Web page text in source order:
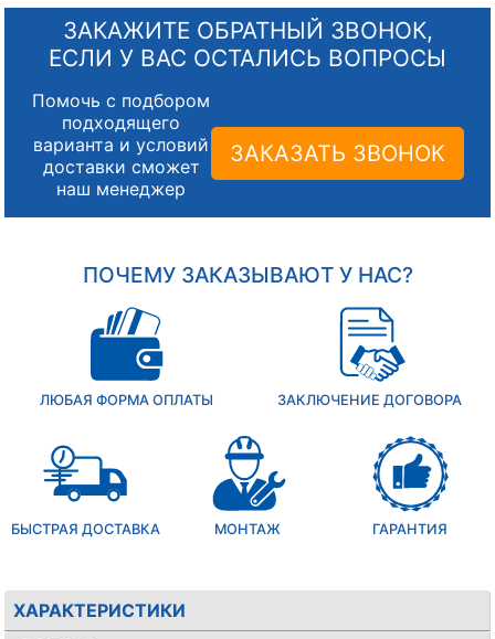
ЗАКАЖИТЕ ОБРАТНЫЙ ЗВОНОК,
ЕСЛИ У ВАС ОСТАЛИСЬ ВОПРОСЫ
Помочь с подбором
подходящего
варианта и условий
доставки сможет
наш менеджер
ЗАКАЗАТЬ ЗВОНОК
ПОЧЕМУ ЗАКАЗЫВАЮТ У НАС?
ЛЮБАЯ ФОРМА ОПЛАТЫ ЗАКЛЮЧЕНИЕ ДОГОВОРА
БЫСТРАЯ ДОСТАВКА МОНТАЖ ГАРАНТИЯ
ХАРАКТЕРИСТИКИ